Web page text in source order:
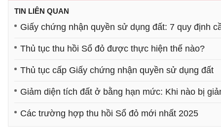
TIN LIÊN QUAN
Giấy chứng nhận quyền sử dụng đất: 7 quy định
Thủ tục thu hồi Sổ đỏ được thực hiện thế nào?
Thủ tục cấp Giấy chứng nhận quyền sử dụng đất
Giảm diện tích đất ở bằng hạn mức: Khi nào bị
Các trường hợp thu hồi Sổ đỏ mới nhất 2025